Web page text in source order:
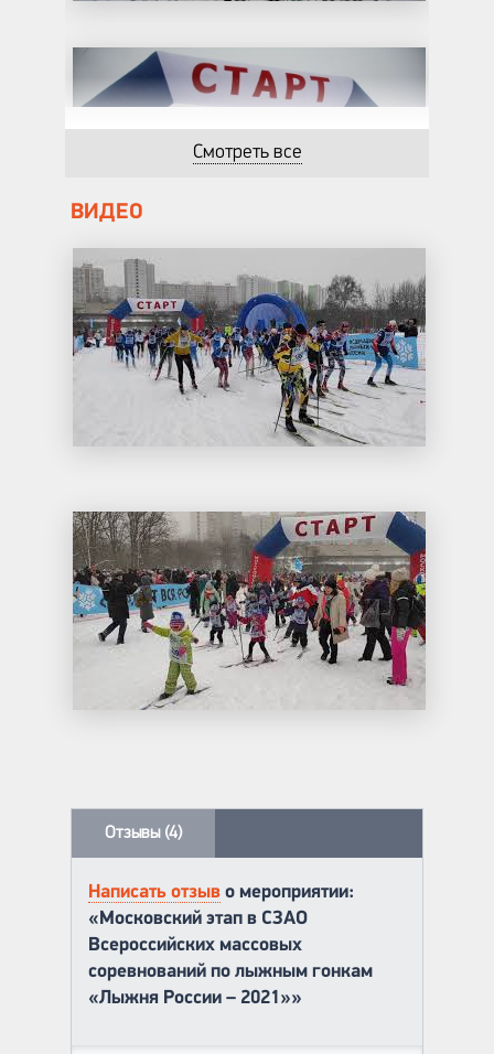
Смотреть все
ВИДЕО
Отзывы (4)
Написать отзыв о мероприятии:
«Московский этап в СЗАО
Всероссийских массовых
соревнований по лыжным гонкам
«Лыжня России – 2021»»